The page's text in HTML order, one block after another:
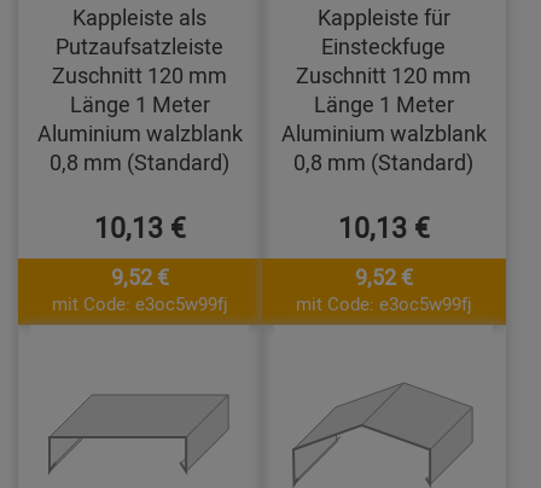
Kappleiste als
Putzaufsatzleiste
Zuschnitt 120 mm
Länge 1 Meter
Aluminium walzblank
0,8 mm (Standard)
10,13 €
9,52 €
mit Code: e3oc5w99fj
Kappleiste für
Einsteckfuge
Zuschnitt 120 mm
Länge 1 Meter
Aluminium walzblank
0,8 mm (Standard)
10,13 €
9,52 €
mit Code: e3oc5w99fj